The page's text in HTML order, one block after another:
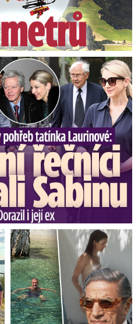
Rozbrečeli i dceru